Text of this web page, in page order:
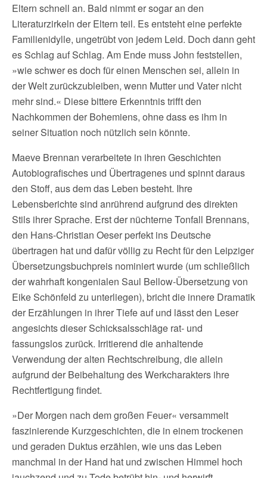
Eltern schnell an. Bald nimmt er sogar an den
Literaturzirkeln der Eltern teil. Es entsteht eine perfekte
Familienidylle, ungetrübt von jedem Leid. Doch dann geht
es Schlag auf Schlag. Am Ende muss John feststellen,
»wie schwer es doch für einen Menschen sei, allein in
der Welt zurückzubleiben, wenn Mutter und Vater nicht
mehr sind.« Diese bittere Erkenntnis trifft den
Nachkommen der Bohemiens, ohne dass es ihm in
seiner Situation noch nützlich sein könnte.
Maeve Brennan verarbeitete in ihren Geschichten
Autobiografisches und Übertragenes und spinnt daraus
den Stoff, aus dem das Leben besteht. Ihre
Lebensberichte sind anrührend aufgrund des direkten
Stils ihrer Sprache. Erst der nüchterne Tonfall Brennans,
den Hans-Christian Oeser perfekt ins Deutsche
übertragen hat und dafür völlig zu Recht für den Leipziger
Übersetzungsbuchpreis nominiert wurde (um schließlich
der wahrhaft kongenialen Saul Bellow-Übersetzung von
Eike Schönfeld zu unterliegen), bricht die innere Dramatik
der Erzählungen in ihrer Tiefe auf und lässt den Leser
angesichts dieser Schicksalsschläge rat- und
fassungslos zurück. Irritierend die anhaltende
Verwendung der alten Rechtschreibung, die allein
aufgrund der Beibehaltung des Werkcharakters ihre
Rechtfertigung findet.
»Der Morgen nach dem großen Feuer« versammelt
faszinierende Kurzgeschichten, die in einem trockenen
und geraden Duktus erzählen, wie uns das Leben
manchmal in der Hand hat und zwischen Himmel hoch